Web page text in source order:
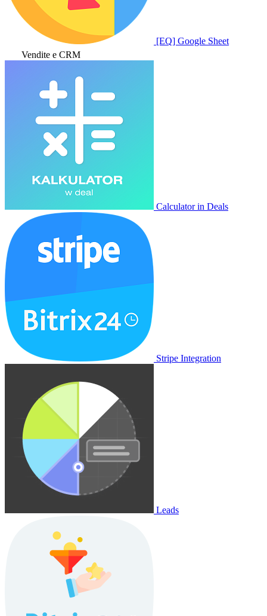
[EQ] Google Sheet
Vendite e CRM
Calculator in Deals
Stripe Integration
Leads